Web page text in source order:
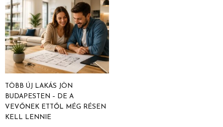
TÖBB ÚJ LAKÁS JÖN
BUDAPESTEN – DE A
VEVŐNEK ETTŐL MÉG RÉSEN
KELL LENNIE